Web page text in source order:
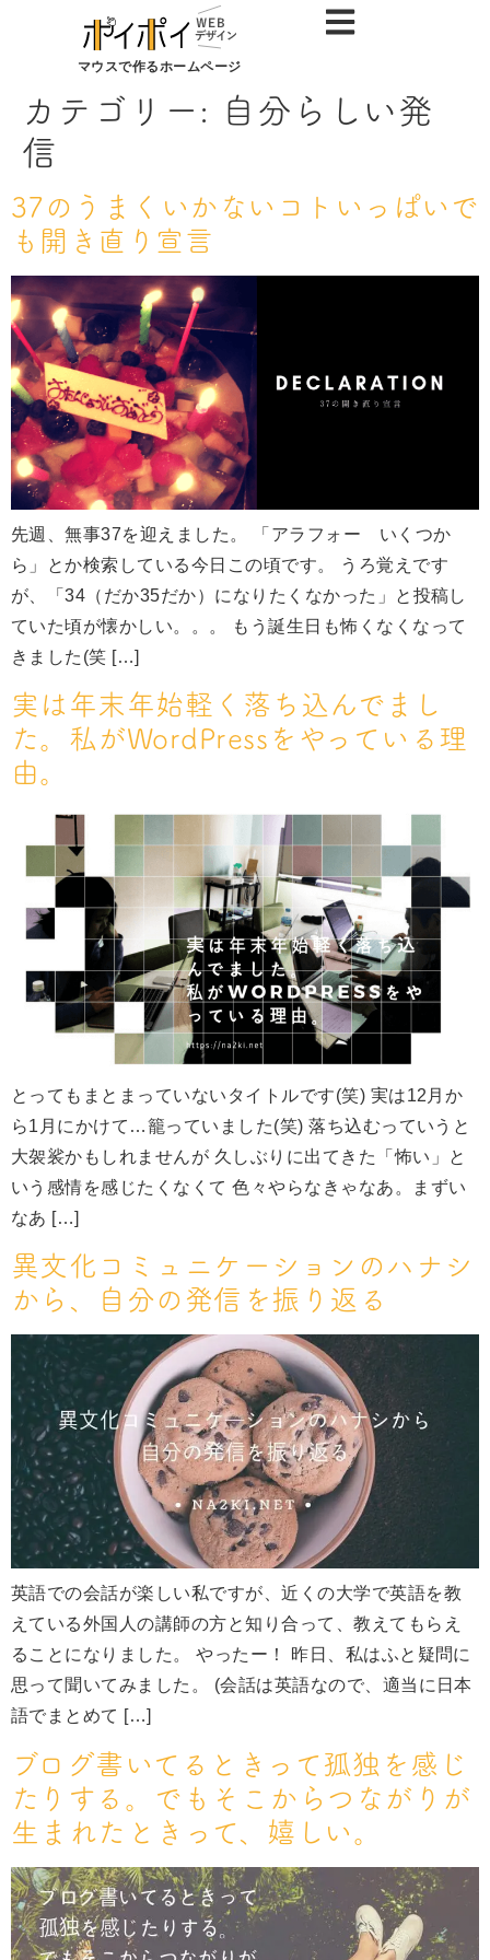
マウスで作るホームページ
カテゴリー:
自分らしい発
信
37のうまくいかないコトいっぱいで
も開き直り宣言
先週、無事37を迎えました。 「アラフォー いくつか
ら」とか検索している今日この頃です。 うろ覚えです
が、「34（だか35だか）になりたくなかった」と投稿し
ていた頃が懐かしい。。。 もう誕生日も怖くなくなって
きました(笑 […]
実は年末年始軽く落ち込んでまし
た。私がWordPressをやっている理
由。
とってもまとまっていないタイトルです(笑) 実は12月か
ら1月にかけて…籠っていました(笑) 落ち込むっていうと
大袈裟かもしれませんが 久しぶりに出てきた「怖い」と
いう感情を感じたくなくて 色々やらなきゃなあ。まずい
なあ […]
異文化コミュニケーションのハナシ
から、自分の発信を振り返る
英語での会話が楽しい私ですが、近くの大学で英語を教
えている外国人の講師の方と知り合って、教えてもらえ
ることになりました。 やったー！ 昨日、私はふと疑問に
思って聞いてみました。 (会話は英語なので、適当に日本
語でまとめて […]
ブログ書いてるときって孤独を感じ
たりする。でもそこからつながりが
生まれたときって、嬉しい。